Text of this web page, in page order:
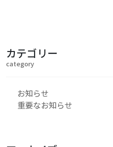
カテゴリー
category
お知らせ
重要なお知らせ